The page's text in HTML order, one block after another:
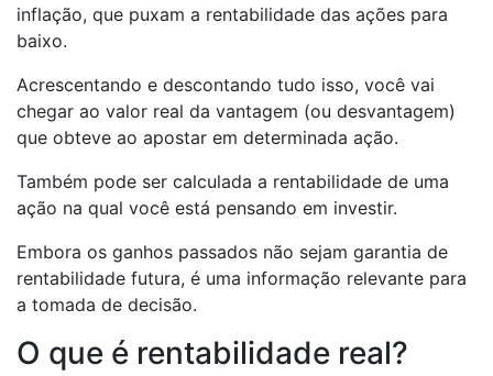
inflação, que puxam a rentabilidade das ações para
baixo.
Acrescentando e descontando tudo isso, você vai
chegar ao valor real da vantagem (ou desvantagem)
que obteve ao apostar em determinada ação.
Também pode ser calculada a rentabilidade de uma
ação na qual você está pensando em investir.
Embora os ganhos passados não sejam garantia de
rentabilidade futura, é uma informação relevante para
a tomada de decisão.
O que é rentabilidade real?